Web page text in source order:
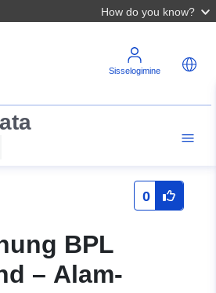
How do you know?
Sisselogimine
0
BPL
– Alam-